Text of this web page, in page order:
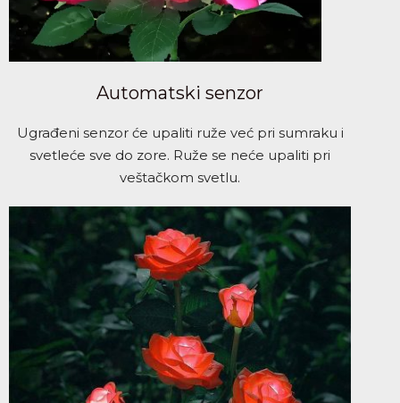
Automatski senzor
Ugrađeni senzor će upaliti ruže već pri sumraku i
svetleće sve do zore. Ruže se neće upaliti pri
veštačkom svetlu.